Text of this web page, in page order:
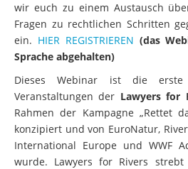
wir euch zu einem Austausch
Fragen zu rechtlichen Schritten
ein. HIER REGISTRIEREN (das
Sprache abgehalten)
Dieses Webinar ist die
Veranstaltungen der Lawyers for
Rahmen der Kampagne „Rettet
konzipiert und von EuroNatur,
International Europe und WWF
wurde. Lawyers for Rivers